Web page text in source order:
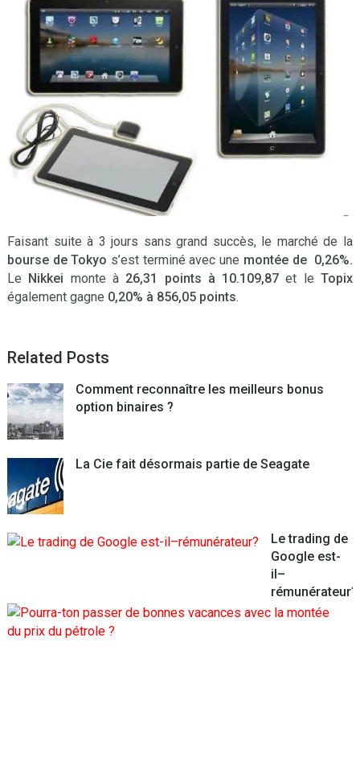
Faisant suite à 3 jours sans grand succès, le marché de la
bourse de Tokyo s’est terminé avec une montée de 0,26%.
Le
Nikkei monte à 26,31 points à 10.109,87 et leTopix
également gagne 0,20% à 856,05 points.
Related Posts
Comment reconnaître les meilleurs bonus
option binaires ?
La Cie fait désormais partie de Seagate
Le trading de
Google est-
il–
rémunérateur?